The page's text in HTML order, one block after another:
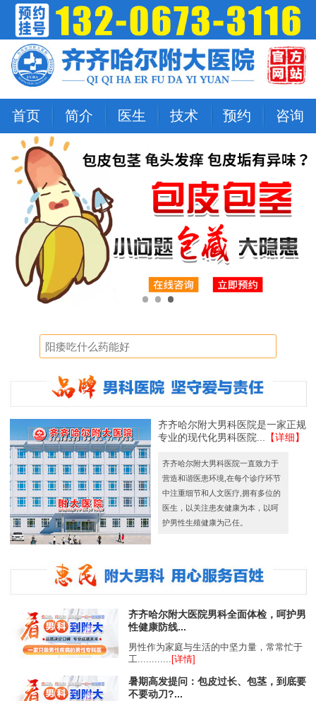
首页 简介 医生 技术 预约 咨询
齐齐哈尔附大男科医院是一家正规
专业的现代化男科医院...
【详细】
齐齐哈尔附大男科医院一直致力于
营造和谐医患环境,在每个诊疗环节
中注重细节和人文医疗,拥有多位的
医生，以关注患友健康为本，以呵
护男性生殖健康为己任。
齐齐哈尔附大医院男科全面体检，呵护男
性健康防线...
男性作为家庭与生活的中坚力量，常常忙于
工............ [详情]
暑期高发提问：包皮过长、包茎，到底要
不要动刀?...